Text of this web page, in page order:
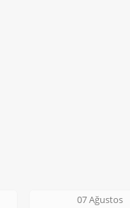
07 Ağustos